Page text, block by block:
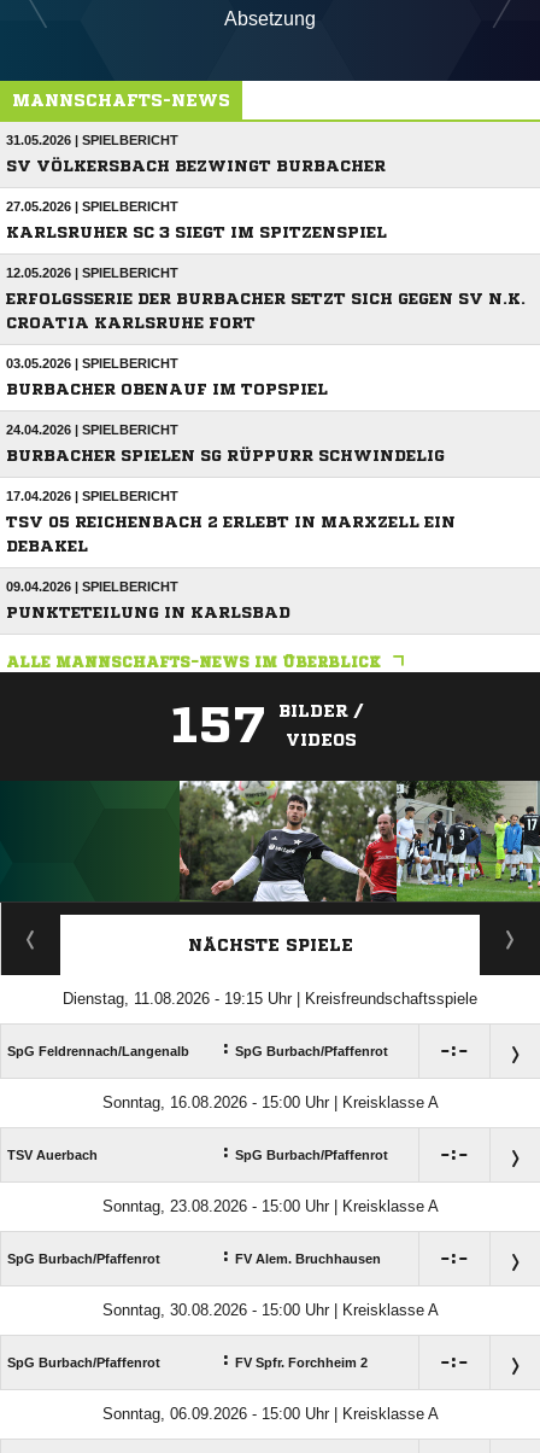
Absetzung
MANNSCHAFTS-NEWS
31.05.2026 | SPIELBERICHT
SV VÖLKERSBACH BEZWINGT BURBACHER
27.05.2026 | SPIELBERICHT
KARLSRUHER SC 3 SIEGT IM SPITZENSPIEL
12.05.2026 | SPIELBERICHT
ERFOLGSSERIE DER BURBACHER SETZT SICH GEGEN SV N.K.
CROATIA KARLSRUHE FORT
03.05.2026 | SPIELBERICHT
BURBACHER OBENAUF IM TOPSPIEL
24.04.2026 | SPIELBERICHT
BURBACHER SPIELEN SG RÜPPURR SCHWINDELIG
17.04.2026 | SPIELBERICHT
TSV 05 REICHENBACH 2 ERLEBT IN MARXZELL EIN
DEBAKEL
09.04.2026 | SPIELBERICHT
PUNKTETEILUNG IN KARLSBAD
ALLE MANNSCHAFTS-NEWS IM ÜBERBLICK
157
BILDER /
VIDEOS
ANZEIGE
NÄCHSTE SPIELE
Dienstag, 11.08.2026 - 19:15 Uhr | Kreisfreundschaftsspiele
SpG Feldrennach/​Langenalb : SpG Burbach/​Pfaffenrot :
Sonntag, 16.08.2026 - 15:00 Uhr | Kreisklasse A
TSV Auerbach : SpG Burbach/​Pfaffenrot :
Sonntag, 23.08.2026 - 15:00 Uhr | Kreisklasse A
SpG Burbach/​Pfaffenrot : FV Alem. Bruchhausen :
Sonntag, 30.08.2026 - 15:00 Uhr | Kreisklasse A
SpG Burbach/​Pfaffenrot : FV Spfr. Forchheim 2 :
Sonntag, 06.09.2026 - 15:00 Uhr | Kreisklasse A